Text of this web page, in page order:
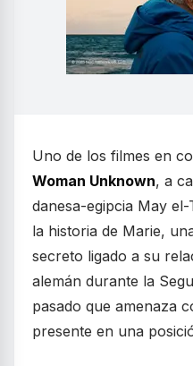
Uno de los filmes en
Woman Unknown, a
danesa-egipcia May
la historia de Marie,
secreto ligado a su
alemán durante la
pasado que amenaza
presente en una